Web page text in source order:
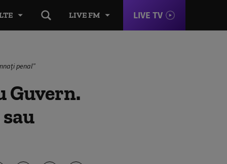
LIVE FM LIVE TV
penal”
Guvern.